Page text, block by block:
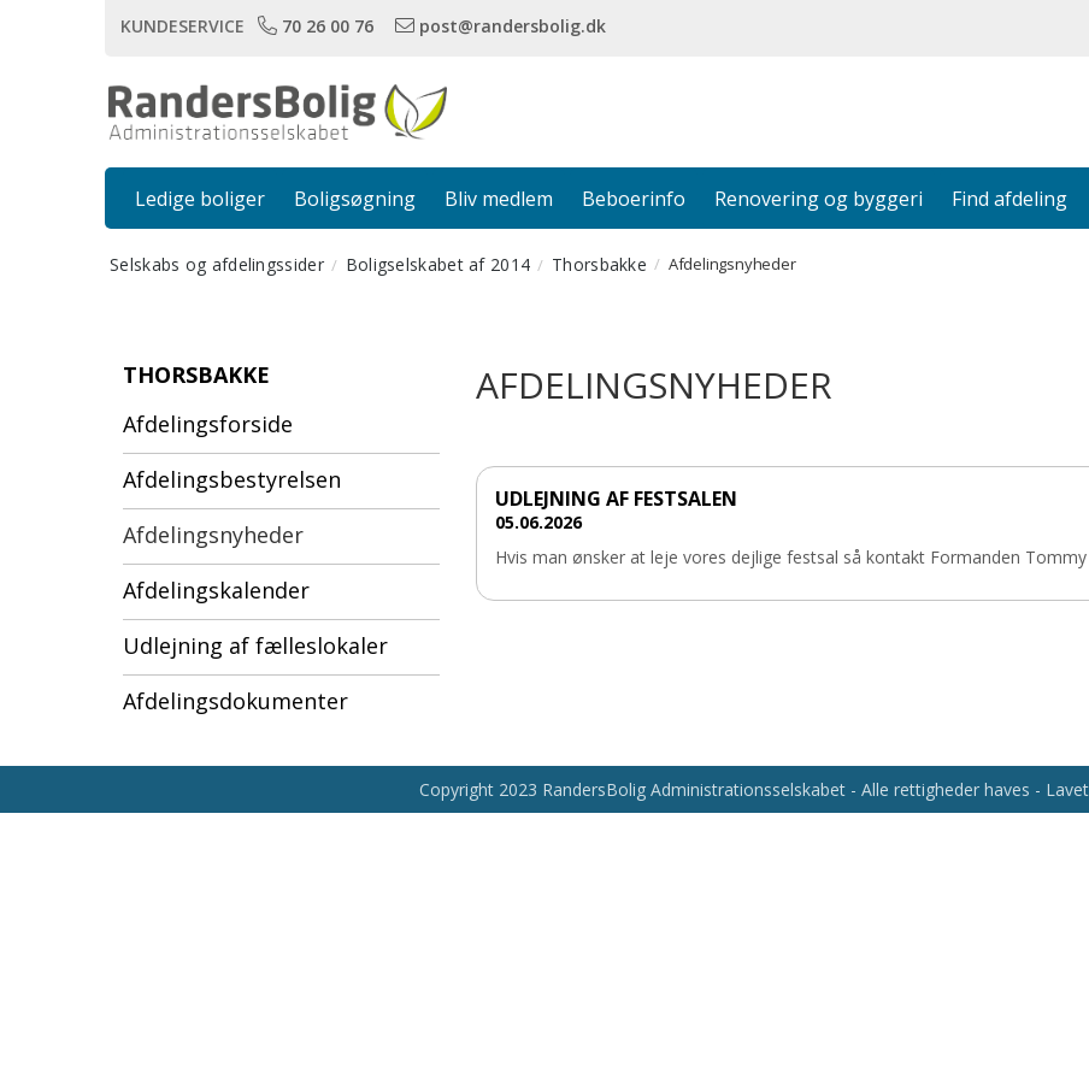
KUNDESERVICE 70 26 00 76 post@randersbolig.dk
Ledige boliger Boligsøgning Bliv medlem Beboerinfo Renovering og byggeri Find afdeling
Selskabs og afdelingssider Boligselskabet af 2014 Thorsbakke Afdelingsnyheder
THORSBAKKE
Afdelingsforside
Afdelingsbestyrelsen
Afdelingsnyheder
Afdelingskalender
Udlejning af fælleslokaler
Afdelingsdokumenter
AFDELINGSNYHEDER
UDLEJNING AF FESTSALEN
05.06.2026
Hvis man ønsker at leje vores dejlige festsal så kontakt Formanden Tommy
Copyright 2023 RandersBolig Administrationsselskabet - Alle rettigheder haves -